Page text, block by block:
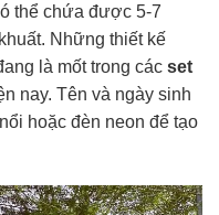
thể chứa được 5-7
Những thiết kế
là mốt trong các set
nay. Tên và ngày sinh
hoặc đèn neon để tạo